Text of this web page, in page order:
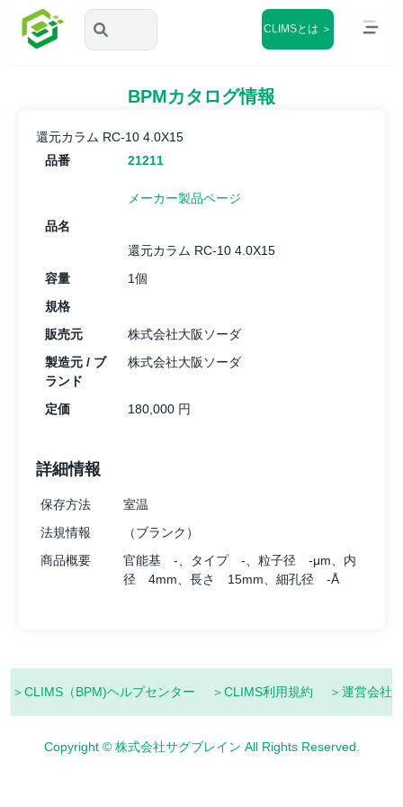
CLIMSとは ＞
BPMカタログ情報
還元カラム RC-10 4.0X15
品番
21211
メーカー製品ページ
品名
還元カラム RC-10 4.0X15
容量
1個
規格
販売元
株式会社大阪ソーダ
製造元 / ブ
ランド
株式会社大阪ソーダ
定価 180,000 円
詳細情報
保存方法
室温
法規情報
（ブランク）
商品概要
官能基 -、タイプ -、粒子径 -μm、内
径 4mm、長さ 15mm、細孔径 -Å
＞CLIMS（BPM)ヘルプセンター ＞CLIMS利用規約 ＞運営会社
Copyright © 株式会社サグブレイン All Rights Reserved.